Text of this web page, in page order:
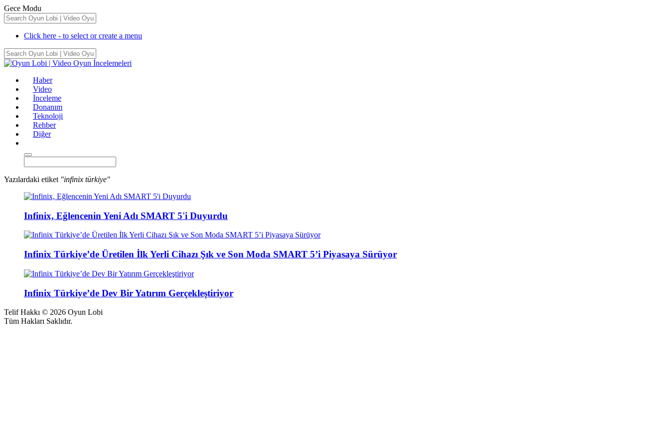
Gece Modu
Click here - to select or create a menu
Haber
Video
İnceleme
Donanım
Teknoloji
Rehber
Diğer
Yazılardaki etiket "infinix türkiye"
Infinix, Eğlencenin Yeni Adı SMART 5'i Duyurdu
Infinix Türkiye’de Üretilen İlk Yerli Cihazı Şık ve Son Moda SMART 5’i Piyasaya Sürüyor
Infinix Türkiye’de Dev Bir Yatırım Gerçekleştiriyor
Telif Hakkı © 2026 Oyun Lobi
Tüm Hakları Saklıdır.